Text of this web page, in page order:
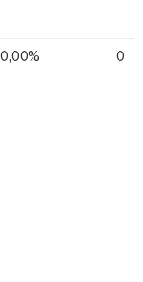
0,00% 0